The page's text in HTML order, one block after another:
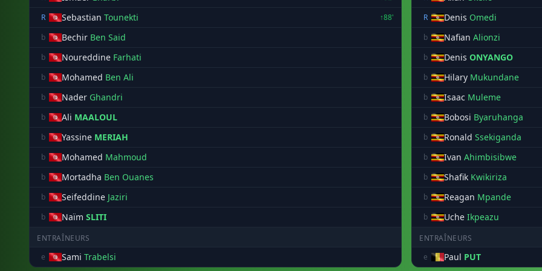
R
Sebastian Tounekti
↑88'
b
Bechir Ben Said
b Noureddine Farhati
b Mohamed Ben Ali
b Nader Ghandri
b Ali MAALOUL
b Yassine MERIAH
b Mohamed Mahmoud
b Mortadha Ben Ouanes
b Seifeddine Jaziri
b Naïm SLITI
ENTRAÎNEURS
e
Sami Trabelsi
R
Denis Omedi
b
Nafian Alionzi
b Denis ONYANGO
b Hilary Mukundane
b Isaac Muleme
b Bobosi Byaruhanga
b Ronald Ssekiganda
b Ivan Ahimbisibwe
b Shafik Kwikiriza
b Reagan Mpande
b Uche Ikpeazu
ENTRAÎNEURS
e
Paul PUT